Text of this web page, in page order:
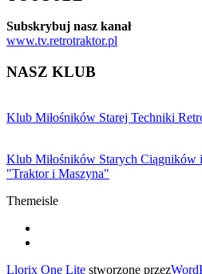
Subskrybuj nasz kanał
www.tv.retrotraktor.pl
NASZ KLUB
Klub Miłośników Starej Techniki
Klub Miłośników Starych Ciągników
"Traktor i Maszyna"
Themeisle
Drugie
menu
Llorix One Lite stworzone przez